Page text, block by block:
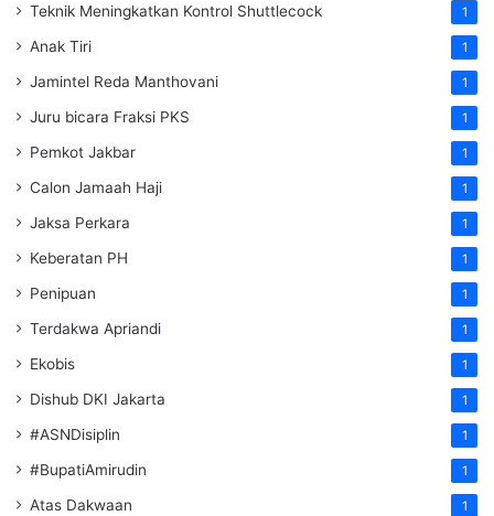
Teknik Meningkatkan Kontrol Shuttlecock 1
Anak Tiri 1
Jamintel Reda Manthovani 1
Juru bicara Fraksi PKS 1
Pemkot Jakbar 1
Calon Jamaah Haji 1
Jaksa Perkara 1
Keberatan PH 1
Penipuan 1
Terdakwa Apriandi 1
Ekobis 1
Dishub DKI Jakarta 1
#ASNDisiplin 1
#BupatiAmirudin 1
Atas Dakwaan 1